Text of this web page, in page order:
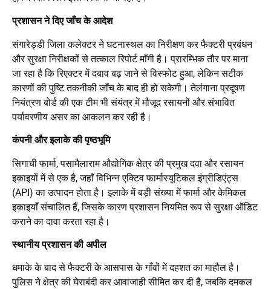
प्रशासन ने दिए जाँच के आदेश
संगारेड्डी जिला कलेक्टर ने घटनास्थल का निरीक्षण कर फैक्टरी प्रबंधन
और सुरक्षा निरीक्षकों से तत्काल रिपोर्ट माँगी है। प्रारम्भिक तौर पर माना
जा रहा है कि रिएक्टर में दबाव बढ़ जाने से विस्फोट हुआ, लेकिन सटीक
कारणों की पुष्टि तकनीकी जाँच के बाद ही हो सकेगी। तेलंगाना प्रदूषण
नियंत्रण बोर्ड की एक टीम भी संयंत्र में मौजूद रसायनों और संभावित
पर्यावरणीय असर का आकलन कर रही है।
कंपनी और इलाके की पृष्ठभूमि
सिगाची फार्मा, पसामैलाराम औद्योगिक क्षेत्र की प्रमुख दवा और रसायन
इकाइयों में से एक है, जहाँ विभिन्न एक्टिव फार्मास्यूटिकल इंग्रीडिएंट्स
(API) का उत्पादन होता है। इलाके में बड़ी संख्या में फार्मा और केमिकल
इकाइयाँ संचालित हैं, जिसके कारण प्रशासन नियमित रूप से सुरक्षा ऑडिट
कराने का दावा करता रहा है।
स्थानीय प्रशासन की अपील
धमाके के बाद से फैक्टरी के आसपास के गाँवों में दहशत का माहौल है।
पुलिस ने क्षेत्र की घेराबंदी कर आवाजाही सीमित कर दी है, जबकि दमकल